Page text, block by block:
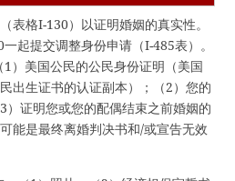
表格I-130）以证明婚姻的真实性。
起提交调整身份申请（I-485表）。
）美国公民的公民身份证明（美国
出生证书的认证副本）；（2）您的
）证明您或您的配偶结束之前婚姻的
能是最终离婚判决书和/或宣告无效